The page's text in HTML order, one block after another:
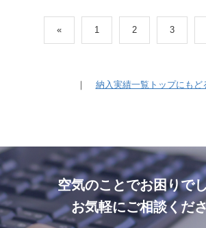
« 1 2 3
｜ 納入実績一覧トップにもど
空気のことでお困りでし
お気軽にご相談くださ